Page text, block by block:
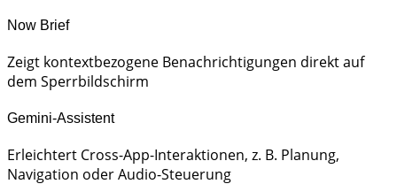
Now Brief
Zeigt kontextbezogene Benachrichtigungen direkt auf
dem Sperrbildschirm
Gemini-Assistent
Erleichtert Cross-App-Interaktionen, z. B. Planung,
Navigation oder Audio-Steuerung